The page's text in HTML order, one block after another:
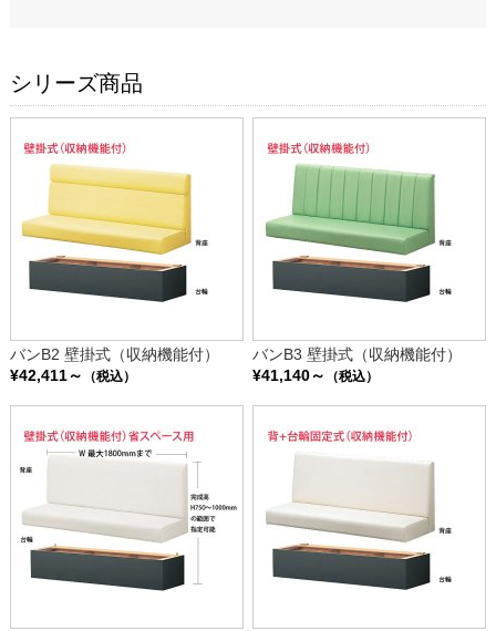
シリーズ商品
バンB2 壁掛式（収納機能付）
¥42,411～
（税込）
バンB3 壁掛式（収納機能付）
¥41,140～
（税込）